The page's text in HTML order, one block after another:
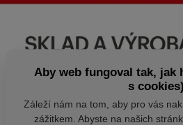
Aby web fungoval tak, jak
s cookies)
Záleží nám na tom, aby pro vás
zážitkem. Abyste na našich